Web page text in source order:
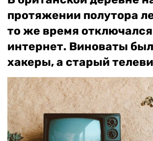
протяжении полутора
то же время отключался
интернет. Виноваты
хакеры, а старый